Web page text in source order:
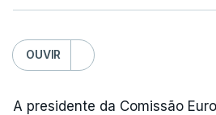
OUVIR
A presidente da Comissão